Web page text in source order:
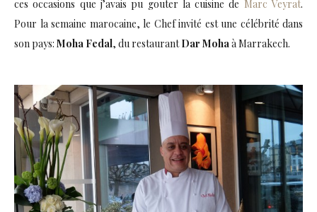
ces occasions que j’avais pu gouter la cuisine de Marc Veyrat.
Pour la semaine marocaine, le Chef invité est une célébrité dans
son pays: Moha Fedal, du restaurantDar Mohaà Marrakech.